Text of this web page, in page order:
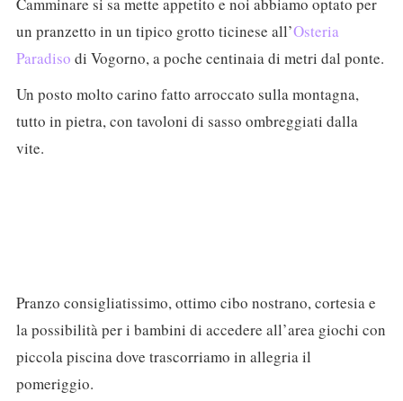
un pranzetto in un tipico grotto ticinese all’Osteria
Paradiso di Vogorno, a poche centinaia di metri dal ponte.
Un posto molto carino fatto arroccato sulla montagna,
tutto in pietra, con tavoloni di sasso ombreggiati dalla
vite.
Pranzo consigliatissimo, ottimo cibo nostrano, cortesia e
la possibilità per i bambini di accedere all’area giochi con
piccola piscina dove trascorriamo in allegria il
pomeriggio.